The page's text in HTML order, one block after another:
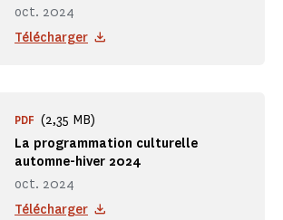
oct. 2024
Télécharger
La programmation culturelle
automne-hiver 2024
oct. 2024
PDF (2,35 MB)
Télécharger